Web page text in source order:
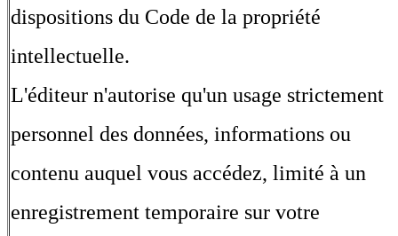
dispositions du Code de la propriété
intellectuelle.
L'éditeur n'autorise qu'un usage strictement
personnel des données, informations ou
contenu auquel vous accédez, limité à un
enregistrement temporaire sur votre